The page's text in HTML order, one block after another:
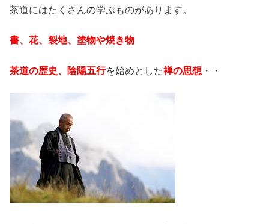
茶道にはたくさんの学ぶものがあります。
書、花、裂地、塗物や焼き物
茶道の歴史、陰陽五行を始めとした禅の思想 ・・